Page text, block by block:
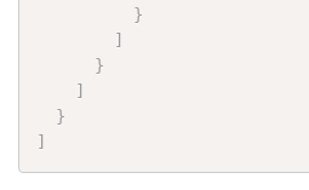
}
]
}
]
}
]